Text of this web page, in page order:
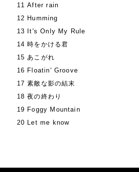
11 After rain
12 Humming
13 It's Only My Rule
14 時をかける君
15 あこがれ
16 Floatin' Groove
17 素敵な影の結末
18 夜の終わり
19 Foggy Mountain
20 Let me know